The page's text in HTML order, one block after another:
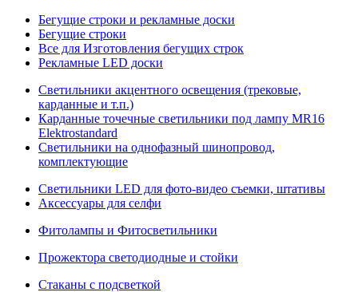
Бегущие строки и рекламные доски
Бегущие строки
Все для Изготовления бегущих строк
Рекламные LED доски
Светильники акцентного освещения (трековые,
карданные и т.п.)
Карданные точечные светильники под лампу MR16
Elektrostandard
Светильники на однофазный шинопровод,
комплектующие
Светильники LED для фото-видео съемки, штативы
Аксессуары для селфи
Фитолампы и Фитосветильники
Прожектора светодиодные и стойки
Стаканы с подсветкой